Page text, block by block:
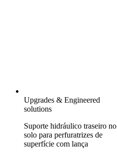
Upgrades & Engineered
solutions
Suporte hidráulico traseiro no
solo para perfuratrizes de
superfície com lança